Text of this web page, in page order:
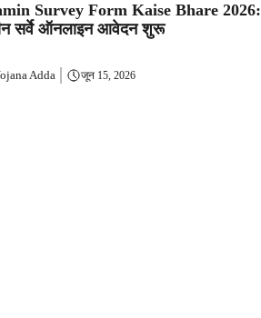
Survey Form Kaise Bhare 2026:
सर्वे ऑनलाइन आवेदन शुरू
Adda जून 15, 2026